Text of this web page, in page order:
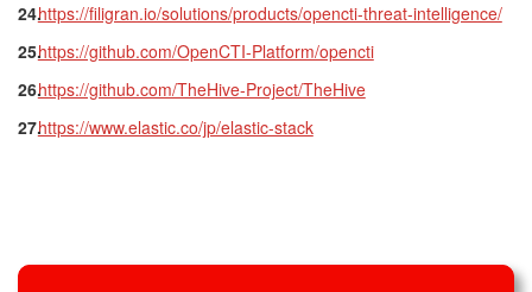
https://filigran.io/solutions/products/opencti-threat-intelligence/
https://github.com/OpenCTI-Platform/opencti
https://github.com/TheHive-Project/TheHive
https://www.elastic.co/jp/elastic-stack